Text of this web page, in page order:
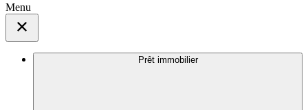
Menu
Prêt immobilier